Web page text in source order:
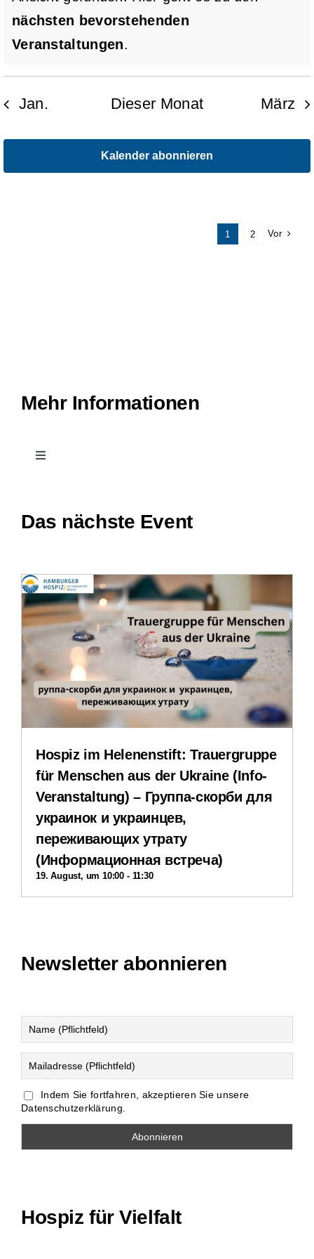
Hinweis
nächsten bevorstehenden
Veranstaltungen.
Jan. Dieser Monat März
Kalender abonnieren
1 2 Vor
Mehr Informationen
Toggle
Stellenangebote
Veranstaltungen
Impressum
Datenschutzerklärung
Das nächste Event
Hospiz im Helenenstift: Trauergruppe
für Menschen aus der Ukraine (Info-
Veranstaltung) – Группа-скорби для
украинок и украинцев,
переживающих утрату
(Информационная встреча)
19. August, um 10:00 - 11:30
Newsletter abonnieren
Indem Sie fortfahren, akzeptieren Sie unsere
Datenschutzerklärung.
Hospiz für Vielfalt